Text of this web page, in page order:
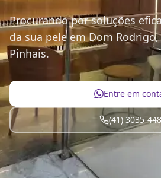
Procurando por soluções
da sua pele em Dom Rodrigo,
Pinhais.
Entre em
(41) 3035-